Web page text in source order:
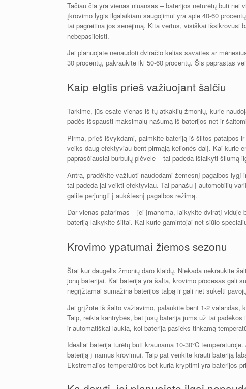
Tačiau čia yra vienas niuansas – baterijos neturėtų būti
įkrovimo lygis ilgalaikiam saugojimui yra apie 40-60
tai pagreitina jos senėjimą. Kita vertus, visiškai išsikrovusi
nebepasileisti.
Jei planuojate nenaudoti dviračio kelias savaites ar
30 procentų, pakraukite iki 50-60 procentų. Šis paprastas
Kaip elgtis prieš važiuojant šalčiu
Tarkime, jūs esate vienas iš tų atkaklių žmonių, kurie
padės išspausti maksimalų našumą iš baterijos net ir
Pirma, prieš išvykdami, paimkite bateriją iš šiltos patalpos
veiks daug efektyviau bent pirmąją kelionės dalį. Kai kurie
paprasčiausiai burbulų plėvele – tai padeda išlaikyti šilumą
Antra, pradėkite važiuoti naudodami žemesnį pagalbos
tai padeda jai veikti efektyviau. Tai panašu į automobilių
galite perjungti į aukštesnį pagalbos režimą.
Dar vienas patarimas – jei įmanoma, laikykite dviratį
bateriją laikykite šiltai. Kai kurie gamintojai net siūlo
Krovimo ypatumai žiemos sezonu
Štai kur daugelis žmonių daro klaidų. Niekada nekraukite
jonų baterijai. Kai baterija yra šalta, krovimo procesas gali
negrįžtamai sumažina baterijos talpą ir gali net sukelti
Jei grįžote iš šalto važiavimo, palaukite bent 1-2 valandas,
Taip, reikia kantrybės, bet jūsų baterija jums už tai
ir automatiškai laukia, kol baterija pasieks tinkamą
Idealiai baterija turėtų būti kraunama 10-30°C
bateriją į namus krovimui. Taip pat venkite krauti bateriją
Ekstremalios temperatūros bet kuria kryptimi yra baterijos